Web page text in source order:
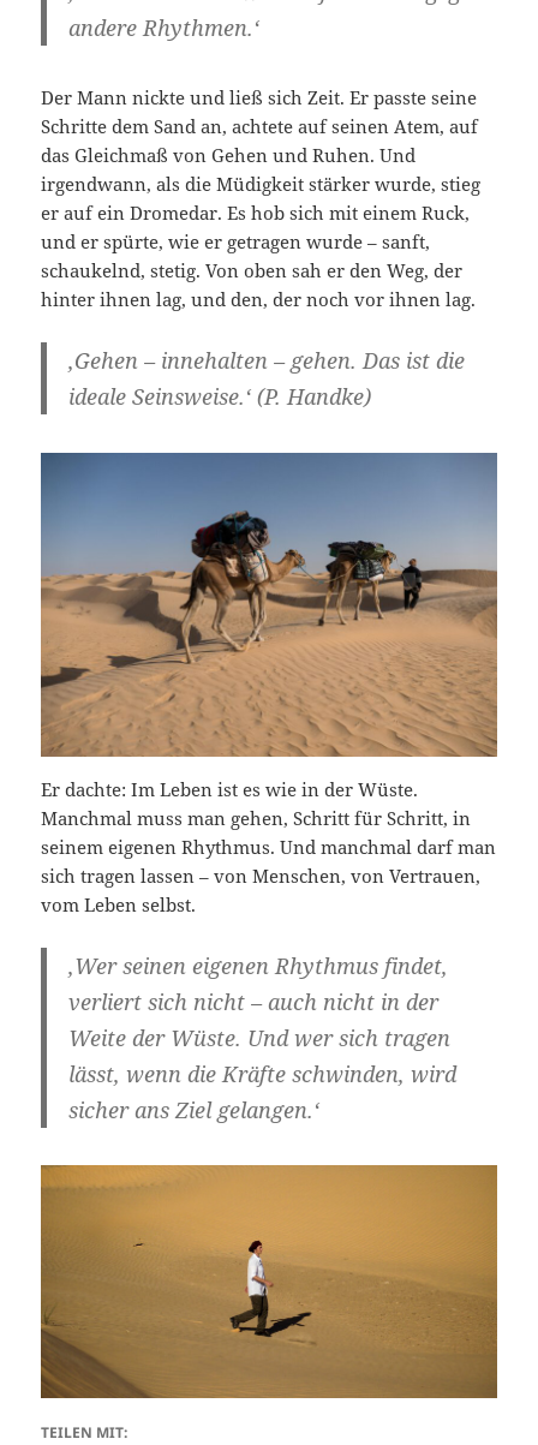
andere Rhythmen.‘
Der Mann nickte und ließ sich Zeit. Er passte seine
Schritte dem Sand an, achtete auf seinen Atem, auf
das Gleichmaß von Gehen und Ruhen. Und
irgendwann, als die Müdigkeit stärker wurde, stieg
er auf ein Dromedar. Es hob sich mit einem Ruck,
und er spürte, wie er getragen wurde – sanft,
schaukelnd, stetig. Von oben sah er den Weg, der
hinter ihnen lag, und den, der noch vor ihnen lag.
‚Gehen – innehalten – gehen. Das ist die
ideale Seinsweise.‘ (P. Handke)
Er dachte: Im Leben ist es wie in der Wüste.
Manchmal muss man gehen, Schritt für Schritt, in
seinem eigenen Rhythmus. Und manchmal darf man
sich tragen lassen – von Menschen, von Vertrauen,
vom Leben selbst.
‚Wer seinen eigenen Rhythmus findet,
verliert sich nicht – auch nicht in der
Weite der Wüste. Und wer sich tragen
lässt, wenn die Kräfte schwinden, wird
sicher ans Ziel gelangen.‘
TEILEN MIT: